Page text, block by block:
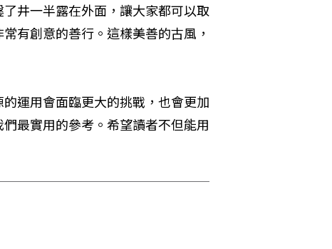
井一半露在外面，讓大家都可以取
有創意的善行。這樣美善的古風，
運用會面臨更大的挑戰，也會更加
最實用的參考。希望讀者不但能用